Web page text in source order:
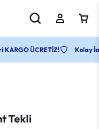
KARGO ÜCRETİZ! Kolay
Tekli